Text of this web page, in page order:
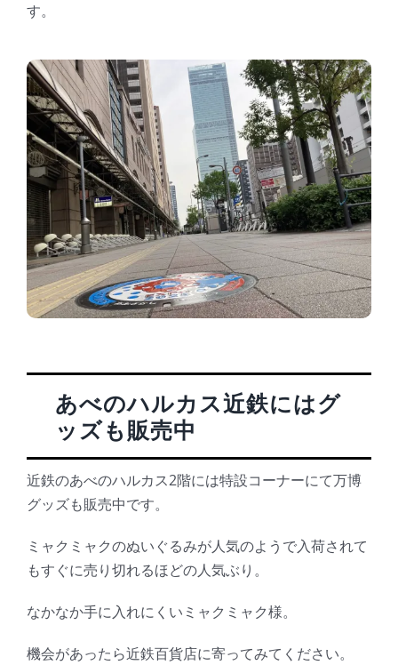
す。
あべのハルカス近鉄にはグ
ッズも販売中
近鉄のあべのハルカス2階には特設コーナーにて万博
グッズも販売中です。
ミャクミャクのぬいぐるみが人気のようで入荷されて
もすぐに売り切れるほどの人気ぶり。
なかなか手に入れにくいミャクミャク様。
機会があったら近鉄百貨店に寄ってみてください。